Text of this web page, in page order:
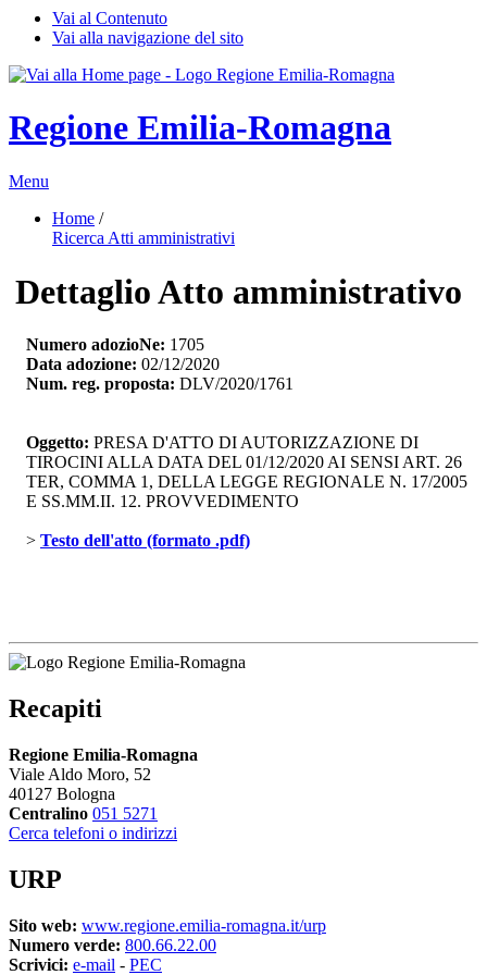
Vai al Contenuto
Vai alla navigazione del sito
Regione Emilia-Romagna
Menu
Home /
Ricerca Atti amministrativi
Dettaglio Atto amministrativo
Numero adozioNe: 1705
Data adozione: 02/12/2020
Num. reg. proposta: DLV/2020/1761
Oggetto: PRESA D'ATTO DI AUTORIZZAZIONE DI
TIROCINI ALLA DATA DEL 01/12/2020 AI SENSI ART. 26
TER, COMMA 1, DELLA LEGGE REGIONALE N. 17/2005
E SS.MM.II. 12. PROVVEDIMENTO
> Testo dell'atto (formato .pdf)
Recapiti
Regione Emilia-Romagna
Viale Aldo Moro, 52
40127 Bologna
Centralino 051 5271
Cerca telefoni o indirizzi
URP
Sito web: www.regione.emilia-romagna.it/urp
Numero verde: 800.66.22.00
Scrivici: e-mail - PEC